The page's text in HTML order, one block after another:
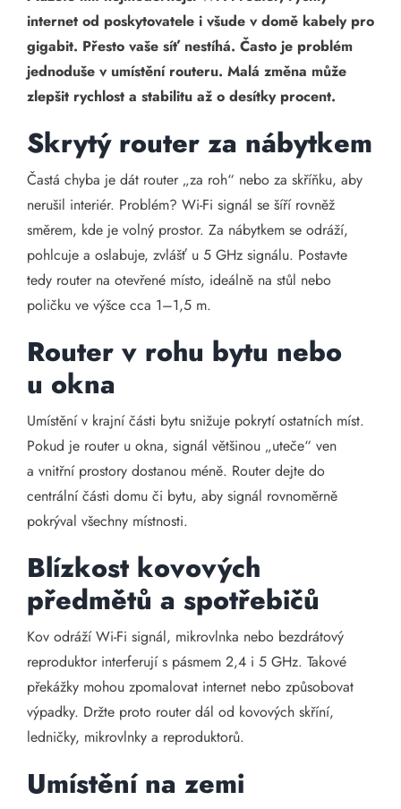
internet od poskytovatele i všude v domě kabely pro
gigabit. Přesto vaše síť nestíhá. Často je problém
jednoduše v umístění routeru. Malá změna může
zlepšit rychlost a stabilitu až o desítky procent.
Skrytý router za nábytkem
Častá chyba je dát router „za roh“ nebo za skříňku, aby
nerušil interiér. Problém? Wi-Fi signál se šíří rovněž
směrem, kde je volný prostor. Za nábytkem se odráží,
pohlcuje a oslabuje, zvlášť u 5 GHz signálu. Postavte
tedy router na otevřené místo, ideálně na stůl nebo
poličku ve výšce cca 1–1,5 m.
Router v rohu bytu nebo
u okna
Umístění v krajní části bytu snižuje pokrytí ostatních míst.
Pokud je router u okna, signál většinou „uteče“ ven
a vnitřní prostory dostanou méně. Router dejte do
centrální části domu či bytu, aby signál rovnoměrně
pokrýval všechny místnosti.
Blízkost kovových
předmětů a spotřebičů
Kov odráží Wi-Fi signál, mikrovlnka nebo bezdrátový
reproduktor interferují s pásmem 2,4 i 5 GHz. Takové
překážky mohou zpomalovat internet nebo způsobovat
výpadky. Držte proto router dál od kovových skříní,
ledničky, mikrovlnky a reproduktorů.
Umístění na zemi